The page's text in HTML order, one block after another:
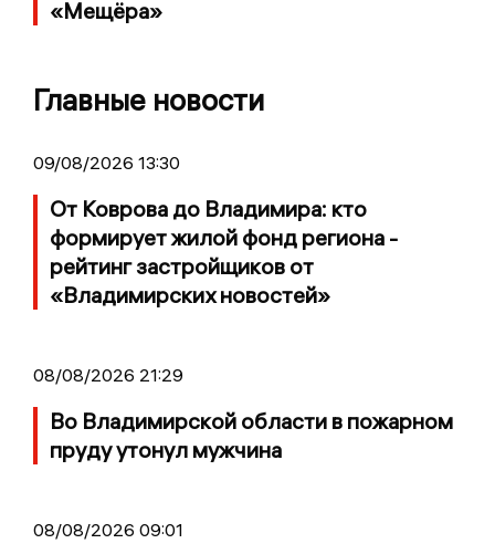
«Мещёра»
Главные новости
09/08/2026 13:30
От Коврова до Владимира: кто
формирует жилой фонд региона -
рейтинг застройщиков от
«Владимирских новостей»
08/08/2026 21:29
Во Владимирской области в пожарном
пруду утонул мужчина
08/08/2026 09:01